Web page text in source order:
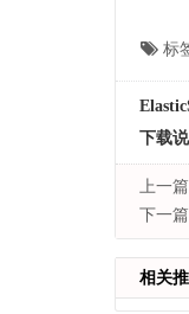
标
下载说
上一篇
下一篇
相关